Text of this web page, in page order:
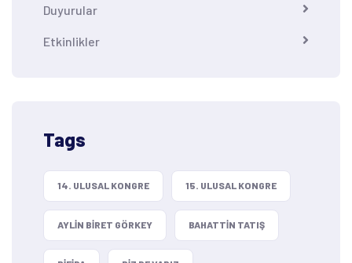
Duyurular
Etkinlikler
Tags
14. ULUSAL KONGRE 15. ULUSAL KONGRE
AYLIN BIRET GÖRKEY BAHATTIN TATIŞ